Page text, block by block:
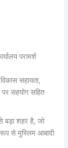
परामर्श
सहायता,
सहयोग सहित
बड़ा शहर है, जो
से मुस्लिम आबादी